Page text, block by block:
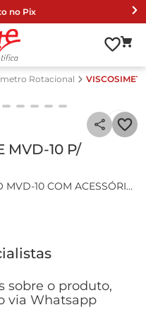
no Pix
Rotacional
MVD-10 P/
MVD-10 COM ACESSÓRIO
diretamente
newtonianas como
adesivos, matérias
dentre outros fluidos.
sobre o produto,
via Whatsapp